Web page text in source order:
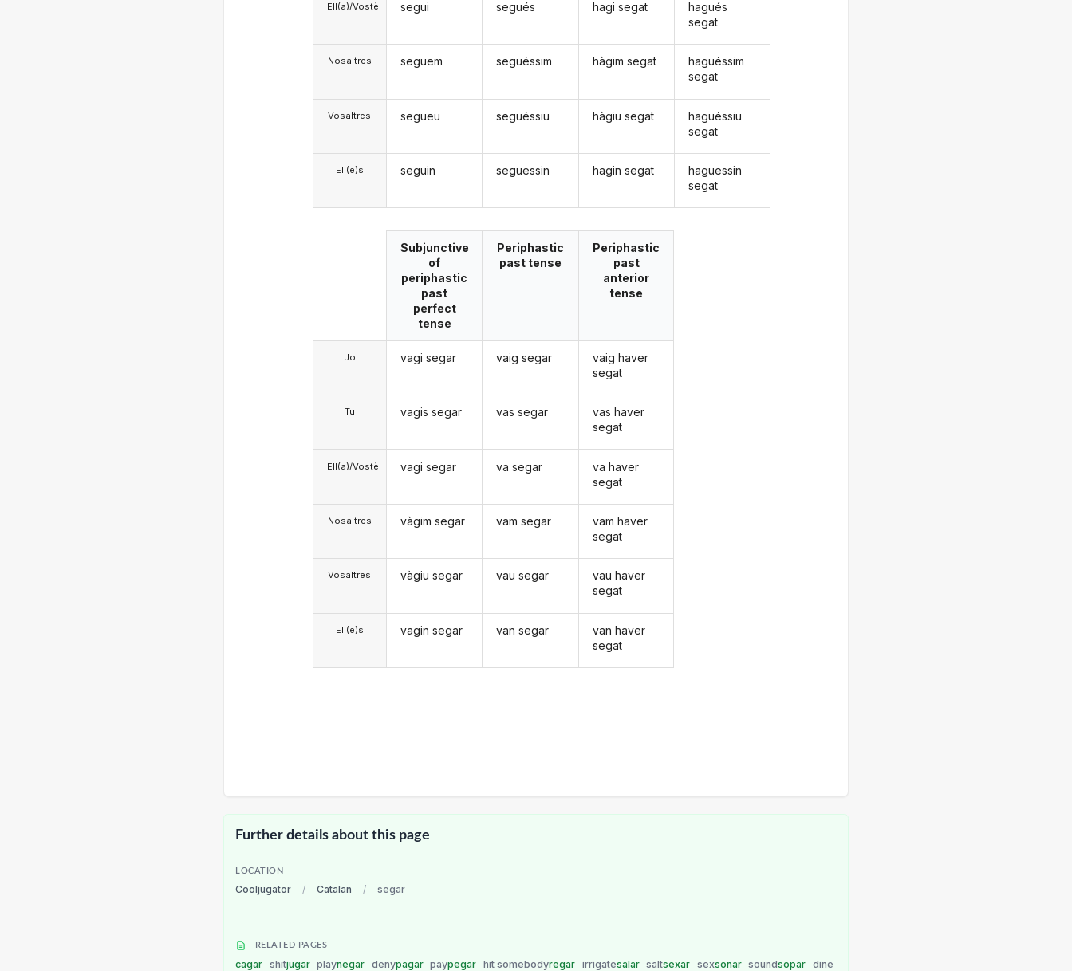
Ell(a)/Vostè
Nosaltres
Vosaltres
Ell(e)s
segui
seguem
segueu
seguin
segués
seguéssim
seguéssiu
seguessin
hagi segat
hàgim segat
hàgiu segat
hagin segat
hagués
segat
haguéssim
segat
haguéssiu
segat
haguessin
segat
Jo
Tu
Ell(a)/Vostè
Nosaltres
Vosaltres
Ell(e)s
Subjunctive
of
periphastic
past
perfect
tense
vagi segar
vagis segar
vagi segar
vàgim segar
vàgiu segar
vagin segar
Periphastic
past tense
vaig segar
vas segar
va segar
vam segar
vau segar
van segar
Periphastic
past
anterior
tense
vaig haver
segat
vas haver
segat
va haver
segat
vam haver
segat
vau haver
segat
van haver
segat
Further details about this page
LOCATION
Cooljugator / Catalan / segar
RELATED PAGES
cagar shitjugar playnegar denypagar paypegar hit somebodyregar irrigatesalar saltsexar sexsonar soundsopar dine